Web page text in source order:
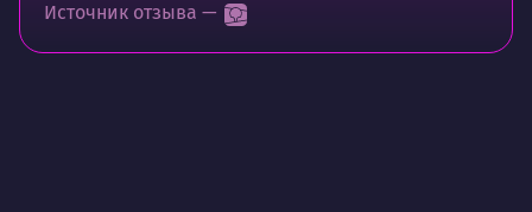
Источник отзыва —